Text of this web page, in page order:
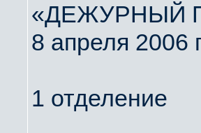
«ДЕЖУРНЫЙ
8 апреля 2006
1 отделение